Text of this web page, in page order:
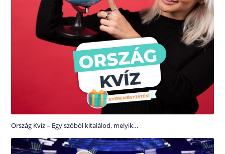
Ország Kvíz – Egy szóból kitalálod, melyik…